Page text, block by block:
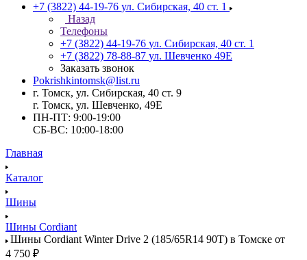
+7 (3822) 44-19-76 ул. Сибирская, 40 ст. 1
Назад
Телефоны
+7 (3822) 44-19-76 ул. Сибирская, 40 ст. 1
+7 (3822) 78-88-87 ул. Шевченко 49Е
Заказать звонок
Pokrishkintomsk@list.ru
г. Томск, ул. Сибирская, 40 ст. 9
г. Томск, ул. Шевченко, 49Е
ПН-ПТ: 9:00-19:00
СБ-ВС: 10:00-18:00
Главная
Каталог
Шины
Шины Cordiant
Шины Cordiant Winter Drive 2 (185/65R14 90T) в Томске от
4 750 ₽